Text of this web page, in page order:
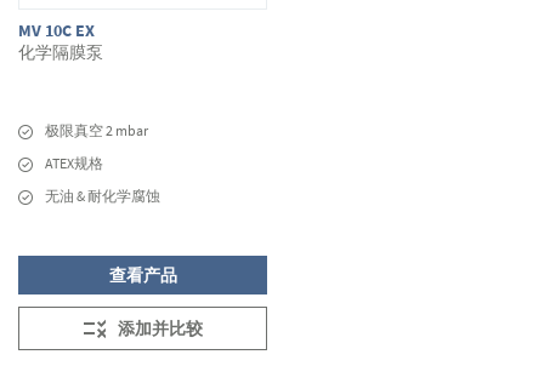
MV 10C EX
化学隔膜泵
极限真空 2 mbar
ATEX规格
无油 & 耐化学腐蚀
查看产品
添加并比较